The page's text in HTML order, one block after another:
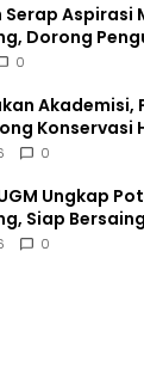
Serap Aspirasi
Dorong
0
Konservasi
0
Ungkap
Siap
0